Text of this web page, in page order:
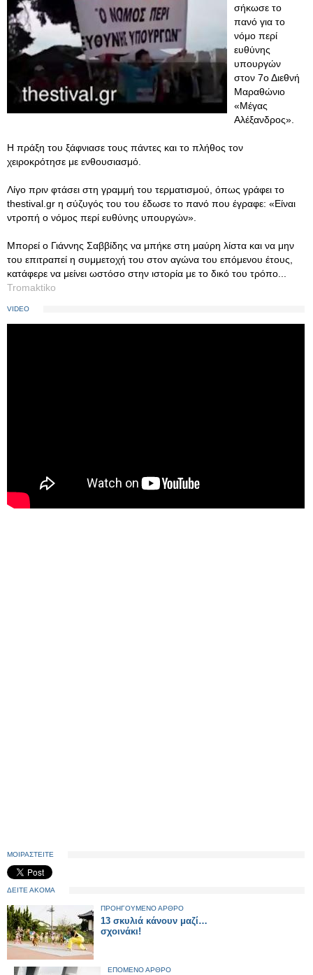
σήκωσε το
πανό για το
νόμο περί
ευθύνης
υπουργών
στον 7ο Διεθνή
Μαραθώνιο
«Μέγας
Αλέξανδρος».
Η πράξη του ξάφνιασε τους πάντες και το πλήθος τον
χειροκρότησε με ενθουσιασμό.
Λίγο πριν φτάσει στη γραμμή του τερματισμού, όπως γράφει το
thestival.gr η σύζυγός του του έδωσε το πανό που έγραφε: «Είναι
ντροπή ο νόμος περί ευθύνης υπουργών».
Μπορεί ο Γιάννης Σαββίδης να μπήκε στη μαύρη λίστα και να μην
του επιτραπεί η συμμετοχή του στον αγώνα του επόμενου έτους,
κατάφερε να μείνει ωστόσο στην ιστορία με το δικό του τρόπο...
Tromaktiko
VIDEO
ΜΟΙΡΑΣΤΕΙΤΕ
ΔΕΙΤΕ ΑΚΟΜΑ
ΠΡΟΗΓΟΥΜΕΝΟ ΑΡΘΡΟ
13 σκυλιά κάνουν μαζί…
σχοινάκι!
ΕΠΟΜΕΝΟ ΑΡΘΡΟ